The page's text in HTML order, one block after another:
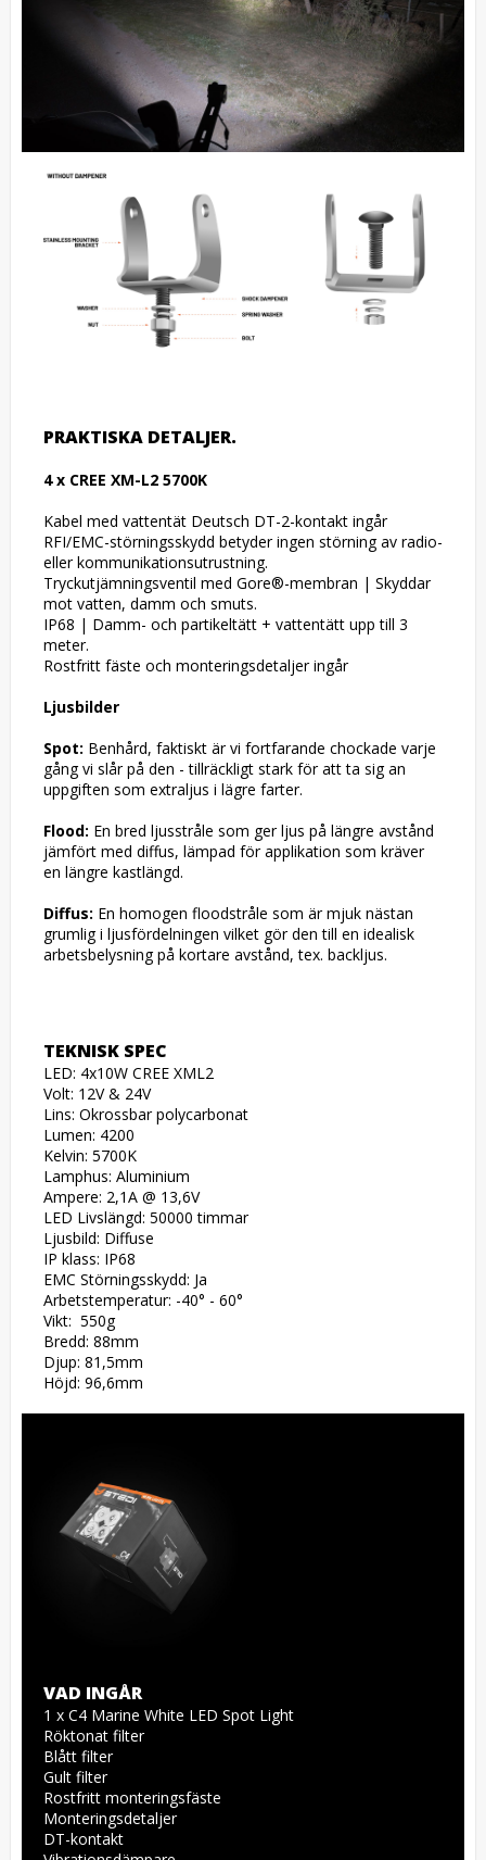
PRAKTISKA DETALJER.
4 x CREE XM-L2 5700K
Kabel med vattentät Deutsch DT-2-kontakt ingår
RFI/EMC-störningsskydd betyder ingen störning av radio-
eller kommunikationsutrustning.
Tryckutjämningsventil med Gore®-membran | Skyddar
mot vatten, damm och smuts.
IP68 | Damm- och partikeltätt + vattentätt upp till 3
meter.
Rostfritt fäste och monteringsdetaljer ingår
Ljusbilder
Spot: Benhård, faktiskt är vi fortfarande chockade varje
gång vi slår på den - tillräckligt stark för att ta sig an
uppgiften som extraljus i lägre farter.
Flood: En bred ljusstråle som ger ljus på längre avstånd
jämfört med diffus, lämpad för applikation som kräver
en längre kastlängd.
Diffus: En homogen floodstråle som är mjuk nästan
grumlig i ljusfördelningen vilket gör den till en idealisk
TEKNISK SPEC
LED: 4x10W CREE XML2
Volt: 12V & 24V
Lins: Okrossbar polycarbonat
Lumen: 4200
Kelvin: 5700K
Lamphus: Aluminium
Ampere: 2,1A @ 13,6V
LED Livslängd: 50000 timmar
Ljusbild: Diffuse
IP klass: IP68
EMC Störningsskydd: Ja
Arbetstemperatur: -40° - 60°
Vikt:  550g
Bredd: 88mm
Djup: 81,5mm
Höjd: 96,6mm
VAD INGÅR
1 x C4 Marine White LED Spot Light
Röktonat filter
Blått filter
Gult filter
Rostfritt monteringsfäste
Monteringsdetaljer
DT-kontakt